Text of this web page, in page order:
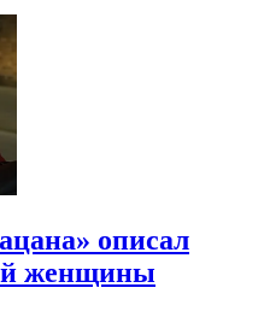
описал
женщины